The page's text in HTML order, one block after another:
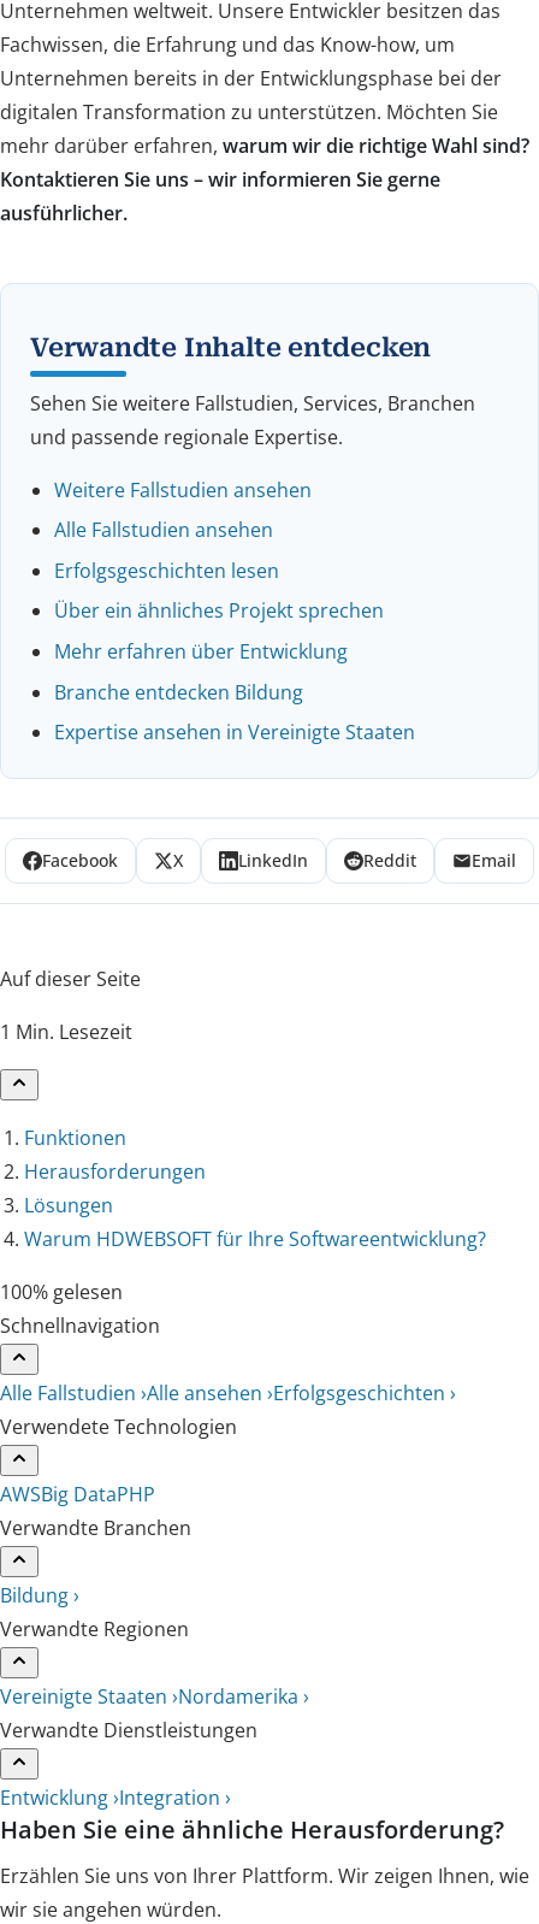
Unternehmen weltweit. Unsere Entwickler besitzen das
Fachwissen, die Erfahrung und das Know-how, um
Unternehmen bereits in der Entwicklungsphase bei der
digitalen Transformation zu unterstützen. Möchten Sie
mehr darüber erfahren, warum wir die richtige Wahl sind?
Kontaktieren Sie uns – wir informieren Sie gerne
ausführlicher.
Verwandte Inhalte entdecken
Sehen Sie weitere Fallstudien, Services, Branchen
und passende regionale Expertise.
Weitere Fallstudien ansehen
Alle Fallstudien ansehen
Erfolgsgeschichten lesen
Über ein ähnliches Projekt sprechen
Mehr erfahren über Entwicklung
Branche entdecken Bildung
Expertise ansehen in Vereinigte Staaten
Facebook X LinkedIn Reddit Email
Auf dieser Seite
1 Min. Lesezeit
Funktionen
Herausforderungen
Lösungen
Warum HDWEBSOFT für Ihre Softwareentwicklung?
100% gelesen
Schnellnavigation
Alle Fallstudien ›Alle ansehen ›Erfolgsgeschichten ›
Verwendete Technologien
AWSBig DataPHP
Verwandte Branchen
Bildung ›
Verwandte Regionen
Vereinigte Staaten ›Nordamerika ›
Verwandte Dienstleistungen
Entwicklung ›Integration ›
Haben Sie eine ähnliche Herausforderung?
Erzählen Sie uns von Ihrer Plattform. Wir zeigen Ihnen, wie
wir sie angehen würden.